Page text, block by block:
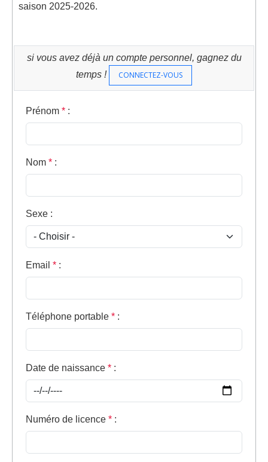
saison 2025-2026.
si vous avez déjà un compte personnel, gagnez du
temps !
CONNECTEZ-VOUS
Prénom * :
Nom * :
Sexe :
Email * :
Téléphone portable * :
Date de naissance * :
Numéro de licence * :